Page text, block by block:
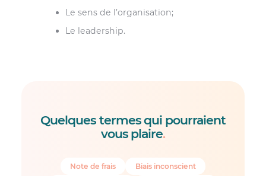
Le sens de l’organisation;
Le leadership.
Quelques termes qui pourraient
vous plaire.
Note de frais Biais inconscient